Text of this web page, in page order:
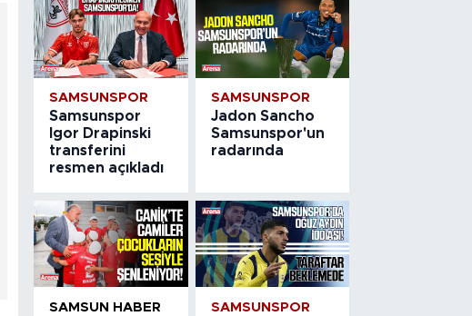
SAMSUNSPOR
Samsunspor
Igor Drapinski
transferini
resmen açıkladı
SAMSUNSPOR
Jadon Sancho
Samsunspor'un
radarında
SAMSUN HABER SAMSUNSPOR